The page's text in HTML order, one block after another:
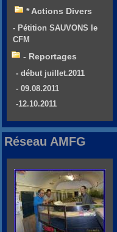
* Actions Divers
- Pétition SAUVONS le
CFM
- Reportages
- début juillet.2011
- 09.08.2011
-12.10.2011
Réseau AMFG